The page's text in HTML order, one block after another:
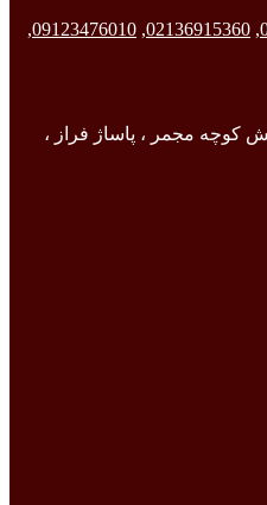
,
02136915360
,
09123476010
,
کوچه مجمر ، پاساژ فراز ،